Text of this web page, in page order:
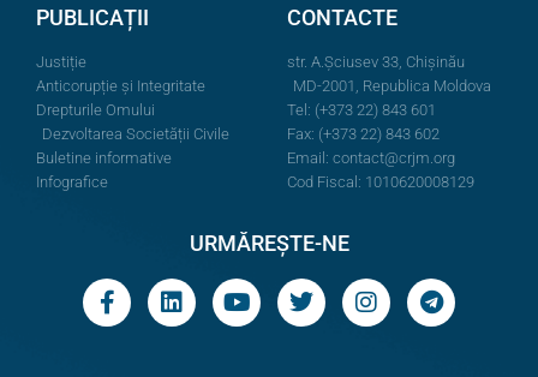
PUBLICAȚII
Justiție
Anticorupție și Integritate
Drepturile Omului
Dezvoltarea Societății Civile
Buletine informative
Infografice
CONTACTE
str. A.Şciusev 33, Chișinău
MD-2001, Republica Moldova
Tel: (+373 22) 843 601
Fax: (+373 22) 843 602
Email: contact@crjm.org
Cod Fiscal: 1010620008129
URMĂREȘTE-NE